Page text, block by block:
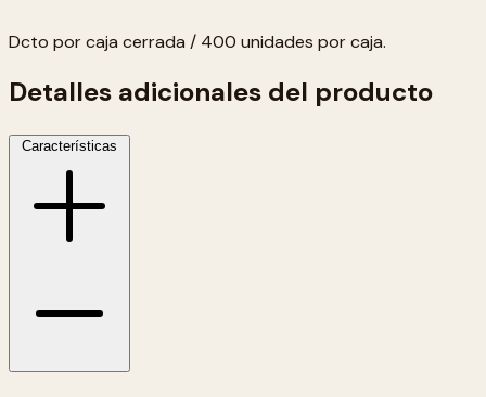
Dcto por caja cerrada / 400 unidades por caja.
Detalles adicionales del producto
Características